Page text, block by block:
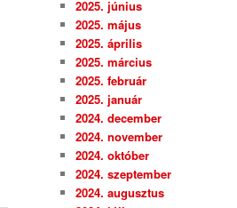
2025. június
2025. május
2025. április
2025. március
2025. február
2025. január
2024. december
2024. november
2024. október
2024. szeptember
2024. augusztus